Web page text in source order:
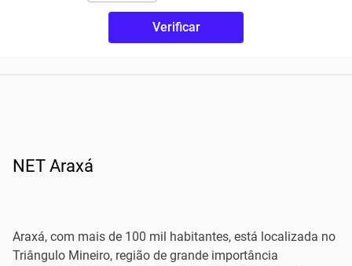
Verificar
NET Araxá
Araxá, com mais de 100 mil habitantes, está localizada no
Triângulo Mineiro, região de grande importância